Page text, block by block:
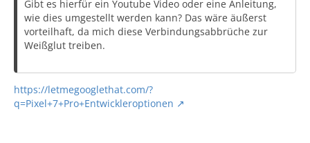
Gibt es hierfür ein Youtube Video oder eine Anleitung,
wie dies umgestellt werden kann? Das wäre äußerst
vorteilhaft, da mich diese Verbindungsabbrüche zur
Weißglut treiben.
https://letmegooglethat.com/?
q=Pixel+7+Pro+Entwickleroptionen